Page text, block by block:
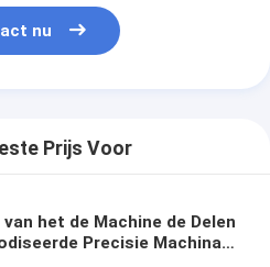
nu
Prijs Voor
van het de Machine de Delen
Precisie Machinaal